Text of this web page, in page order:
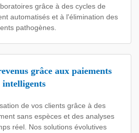
grâce à des cycles de
automatisés et à l'élimination des
pathogènes.
grâce aux paiements
intelligents
de vos clients grâce à des
sans espèces et des analyses
réel. Nos solutions évolutives